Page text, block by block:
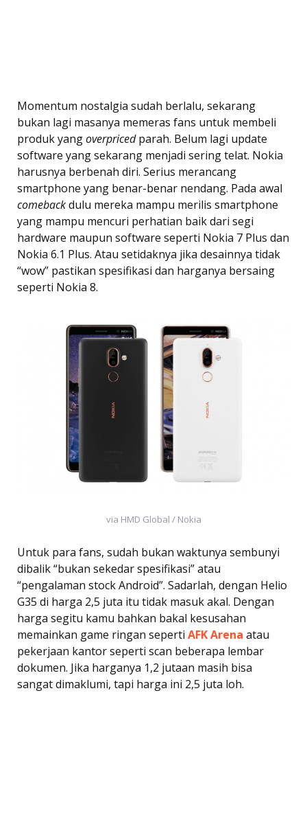
Momentum nostalgia sudah berlalu, sekarang
bukan lagi masanya memeras fans untuk membeli
produk yangoverpricedparah. Belum lagi update
software yang sekarang menjadi sering telat. Nokia
harusnya berbenah diri. Serius merancang
smartphone yang benar-benar nendang. Pada awal
comebackdulu mereka mampu merilis smartphone
yang mampu mencuri perhatian baik dari segi
hardware maupun software seperti Nokia 7 Plus dan
Nokia 6.1 Plus. Atau setidaknya jika desainnya tidak
“wow” pastikan spesifikasi dan harganya bersaing
seperti Nokia 8.
via HMD Global / Nokia
Untuk para fans, sudah bukan waktunya sembunyi
dibalik “bukan sekedar spesifikasi” atau
“pengalaman stock Android”. Sadarlah, dengan Helio
G35 di harga 2,5 juta itu tidak masuk akal. Dengan
harga segitu kamu bahkan bakal kesusahan
memainkan game ringan seperti AFK Arena atau
pekerjaan kantor seperti scan beberapa lembar
dokumen. Jika harganya 1,2 jutaan masih bisa
sangat dimaklumi, tapi harga ini 2,5 juta loh.